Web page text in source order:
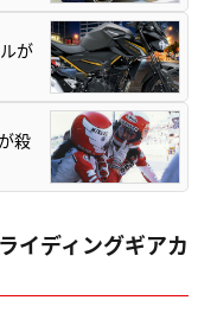
が
殺
イディングギアカ